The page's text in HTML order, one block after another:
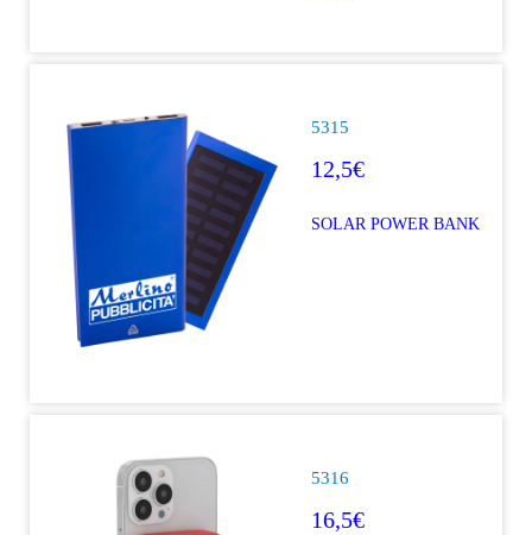
5315
12,5€
SOLAR POWER BANK
5316
16,5€